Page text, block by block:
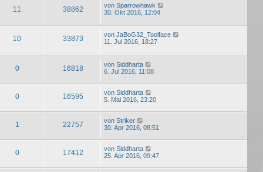
11 38862 von Sparrowhawk
30. Okt 2016, 12:04
10 33873 von JaBoG32_Toolface
11. Jul 2016, 18:27
0 16818 von Siddharta
6. Jul 2016, 11:08
0 16595 von Siddharta
5. Mai 2016, 23:20
1 22757 von Striker
30. Apr 2016, 08:51
0 17412 von Siddharta
25. Apr 2016, 09:47